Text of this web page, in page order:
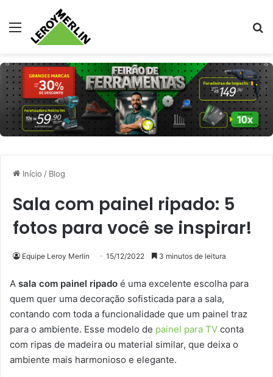
Menu
Início / Blog
Sala com painel ripado: 5
fotos para você se inspirar!
Equipe Leroy Merlin 15/12/2022 3 minutos de leitura
A sala com painel ripado é uma excelente escolha para
quem quer uma decoração sofisticada para a sala,
contando com toda a funcionalidade que um painel traz
para o ambiente. Esse modelo de painel para TV conta
com ripas de madeira ou material similar, que deixa o
ambiente mais harmonioso e elegante.